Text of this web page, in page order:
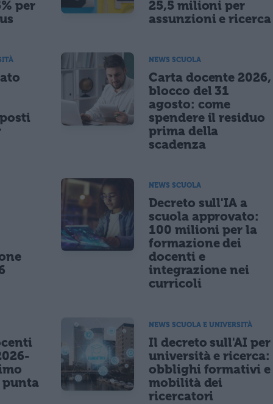
per
25,5 milioni per
assunzioni e ricerca
NEWS SCUOLA
Carta docente 2026,
blocco del 31
agosto: come
spendere il residuo
prima della
scadenza
NEWS SCUOLA
Decreto sull'IA a
scuola approvato:
100 milioni per la
formazione dei
docenti e
integrazione nei
curricoli
punta
NEWS SCUOLA E UNIVERSITÀ
Il decreto sull'AI per
università e ricerca:
obblighi formativi e
mobilità dei
ricercatori